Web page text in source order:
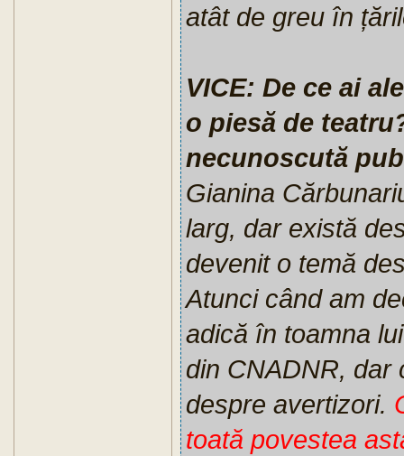
atât de greu în
VICE: De ce ai
o piesă de
necunoscută
Gianina
larg, dar există
devenit o temă
Atunci când am
adică în toamna
din CNADNR, dar
despre avertizori.
toată povestea